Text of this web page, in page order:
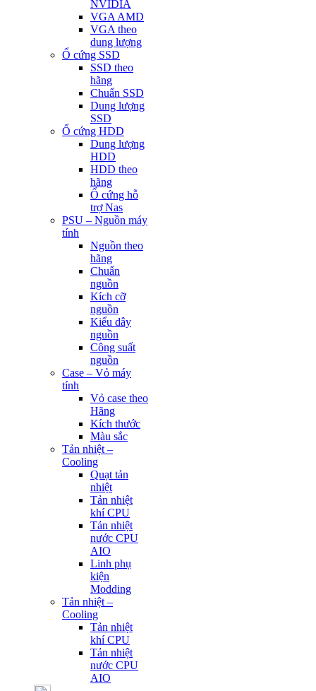
NVIDIA
VGA AMD
VGA theo
dung lượng
Ổ cứng SSD
SSD theo
hãng
Chuẩn SSD
Dung lượng
SSD
Ổ cứng HDD
Dung lượng
HDD
HDD theo
hãng
Ổ cứng hỗ
trợ Nas
PSU – Nguồn máy
tính
Nguồn theo
hãng
Chuẩn
nguồn
Kích cỡ
nguồn
Kiểu dây
nguồn
Công suất
nguồn
Case – Vỏ máy
tính
Vỏ case theo
Hãng
Kích thước
Màu sắc
Tản nhiệt –
Cooling
Quạt tản
nhiệt
Tản nhiệt
khí CPU
Tản nhiệt
nước CPU
AIO
Linh phụ
kiện
Modding
Tản nhiệt –
Cooling
Tản nhiệt
khí CPU
Tản nhiệt
nước CPU
AIO